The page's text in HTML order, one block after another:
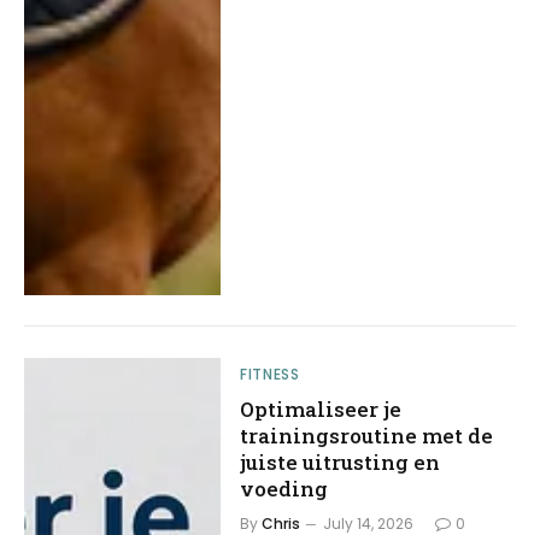
FITNESS
Optimaliseer je
trainingsroutine met de
juiste uitrusting en
voeding
ByChris July 14, 2026 0